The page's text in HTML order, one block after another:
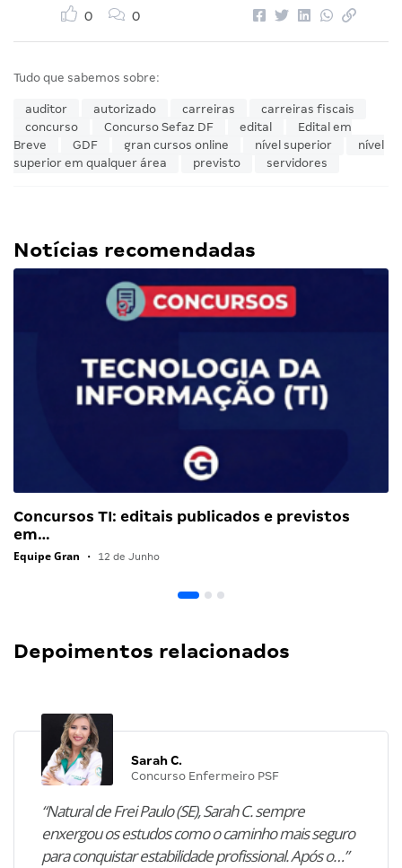
0 0
Tudo que sabemos sobre:
auditor autorizado carreiras
carreiras fiscais
concurso
Concurso Sefaz DF edital
Edital em
Breve
GDF gran cursos online nível superior
nível
superior em qualquer área
previsto servidores
Notícias recomendadas
Concursos TI: editais publicados e previstos
em…
Equipe Gran • 12 de Junho
Depoimentos relacionados
Sarah C.
Concurso Enfermeiro PSF
“Natural de Frei Paulo (SE), Sarah C. sempre
enxergou os estudos como o caminho mais seguro
para conquistar estabilidade profissional. Após o…”